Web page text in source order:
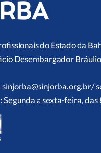
do Estado da
Desembargador
sinjorba@sinjorba.org.br/
a sexta-feira, das